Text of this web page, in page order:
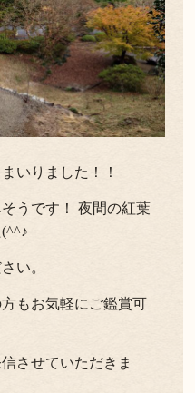
いりました！！
うです！ 夜間の紅葉
い。
もお気軽にご鑑賞可
させていただきま